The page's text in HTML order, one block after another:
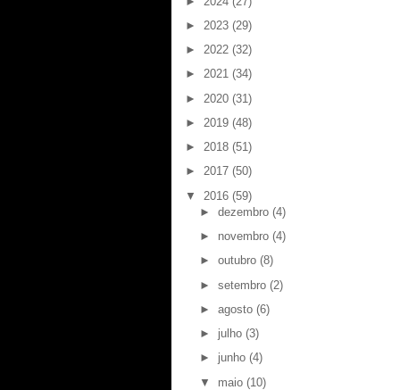
► 2023 (29)
► 2022 (32)
► 2021 (34)
► 2020 (31)
► 2019 (48)
► 2018 (51)
► 2017 (50)
▼
2016 (59)
► dezembro (4)
► novembro (4)
► outubro (8)
► setembro (2)
► agosto (6)
► julho (3)
► junho (4)
▼
maio (10)